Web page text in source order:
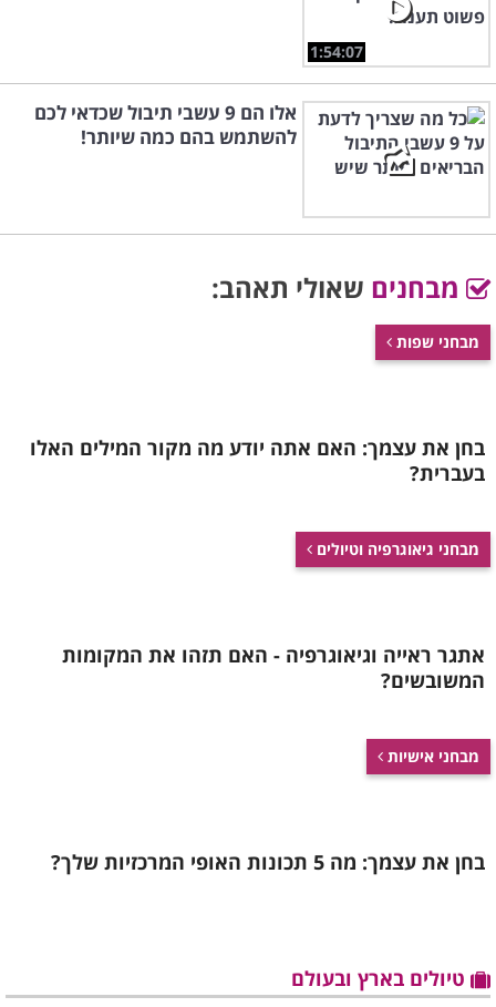
1:54:07
אלו הם 9 עשבי תיבול שכדאי לכם
להשתמש בהם כמה שיותר!
מבחנים שאולי תאהב:
מבחני שפות
בחן את עצמך: האם אתה יודע מה מקור המילים האלו
בעברית?
מבחני גיאוגרפיה וטיולים
אתגר ראייה וגיאוגרפיה - האם תזהו את המקומות
המשובשים?
מבחני אישיות
בחן את עצמך: מה 5 תכונות האופי המרכזיות שלך?
טיולים בארץ ובעולם